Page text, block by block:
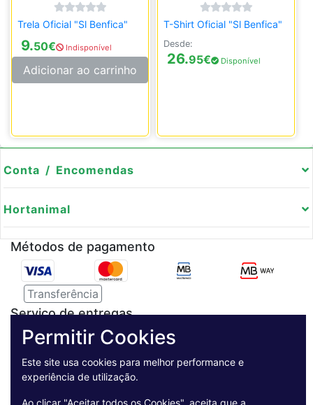
Trela Oficial "Sl Benfica"
9.50€ Indisponível
Adicionar ao carrinho
T-Shirt Oficial "Sl Benfica"
Desde:
26.95€ Disponível
Conta / Encomendas
Hortanimal
Métodos de pagamento
Transferência
Serviço de entregas
Pagamento Seguro
Permitir Cookies
Este site usa cookies para melhor performance e
experiência de utilização.
Ao clicar "Aceitar todos os Cookies", aceita que a